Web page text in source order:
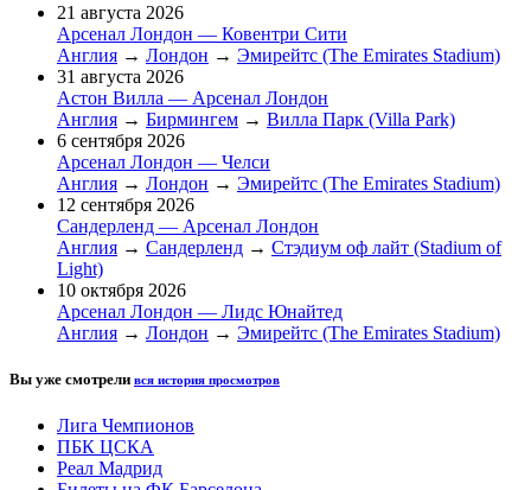
21 августа 2026
Арсенал Лондон — Ковентри Сити
Англия → Лондон → Эмирейтс (The Emirates Stadium)
31 августа 2026
Астон Вилла — Арсенал Лондон
Англия → Бирмингем → Вилла Парк (Villa Park)
6 сентября 2026
Арсенал Лондон — Челси
Англия → Лондон → Эмирейтс (The Emirates Stadium)
12 сентября 2026
Сандерленд — Арсенал Лондон
Англия → Сандерленд → Стэдиум оф лайт (Stadium of
Light)
10 октября 2026
Арсенал Лондон — Лидс Юнайтед
Англия → Лондон → Эмирейтс (The Emirates Stadium)
Вы уже смотрели вся история просмотров
Лига Чемпионов
ПБК ЦСКА
Реал Мадрид